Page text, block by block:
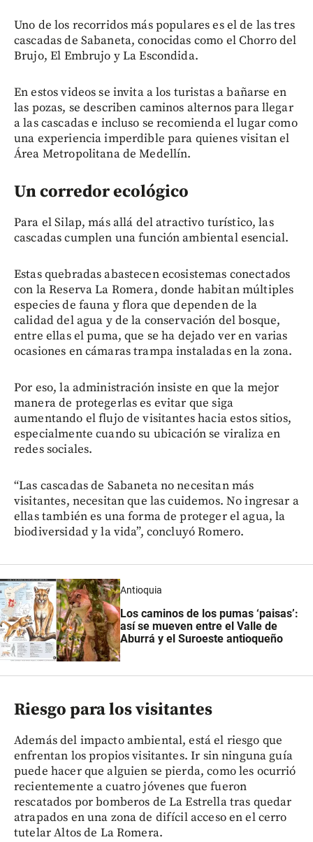
Uno de los recorridos más populares es el de las tres
cascadas de Sabaneta, conocidas como el Chorro del
Brujo, El Embrujo y La Escondida.
En estos videos se invita a los turistas a bañarse en
las pozas, se describen caminos alternos para llegar
a las cascadas e incluso se recomienda el lugar como
una experiencia imperdible para quienes visitan el
Área Metropolitana de Medellín.
Un corredor ecológico
Para el Silap, más allá del atractivo turístico, las
cascadas cumplen una función ambiental esencial.
Estas quebradas abastecen ecosistemas conectados
con la Reserva La Romera, donde habitan múltiples
especies de fauna y flora que dependen de la
calidad del agua y de la conservación del bosque,
entre ellas el puma, que se ha dejado ver en varias
ocasiones en cámaras trampa instaladas en la zona.
Por eso, la administración insiste en que la mejor
manera de protegerlas es evitar que siga
aumentando el flujo de visitantes hacia estos sitios,
especialmente cuando su ubicación se viraliza en
redes sociales.
“Las cascadas de Sabaneta no necesitan más
visitantes, necesitan que las cuidemos. No ingresar a
ellas también es una forma de proteger el agua, la
biodiversidad y la vida”, concluyó Romero.
Antioquia
Los caminos de los pumas ‘paisas’:
así se mueven entre el Valle de
Aburrá y el Suroeste antioqueño
Riesgo para los visitantes
Además del impacto ambiental, está el riesgo que
enfrentan los propios visitantes. Ir sin ninguna guía
puede hacer que alguien se pierda, como les ocurrió
recientemente a cuatro jóvenes que fueron
rescatados por bomberos de La Estrella tras quedar
atrapados en una zona de difícil acceso en el cerro
tutelar Altos de La Romera.